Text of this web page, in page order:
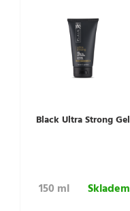
Black Ultra Strong Gel
150 ml Skladem